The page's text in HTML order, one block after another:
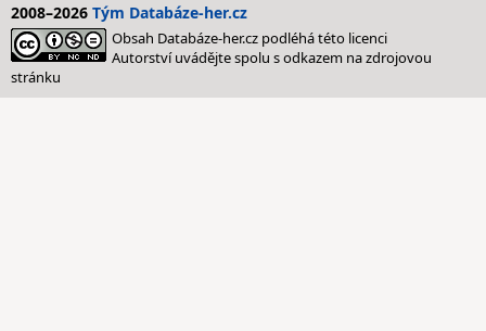
2008–2026 Tým Databáze-her.cz
Obsah Databáze-her.cz podléhá této licenci
Autorství uvádějte spolu s odkazem na zdrojovou
stránku